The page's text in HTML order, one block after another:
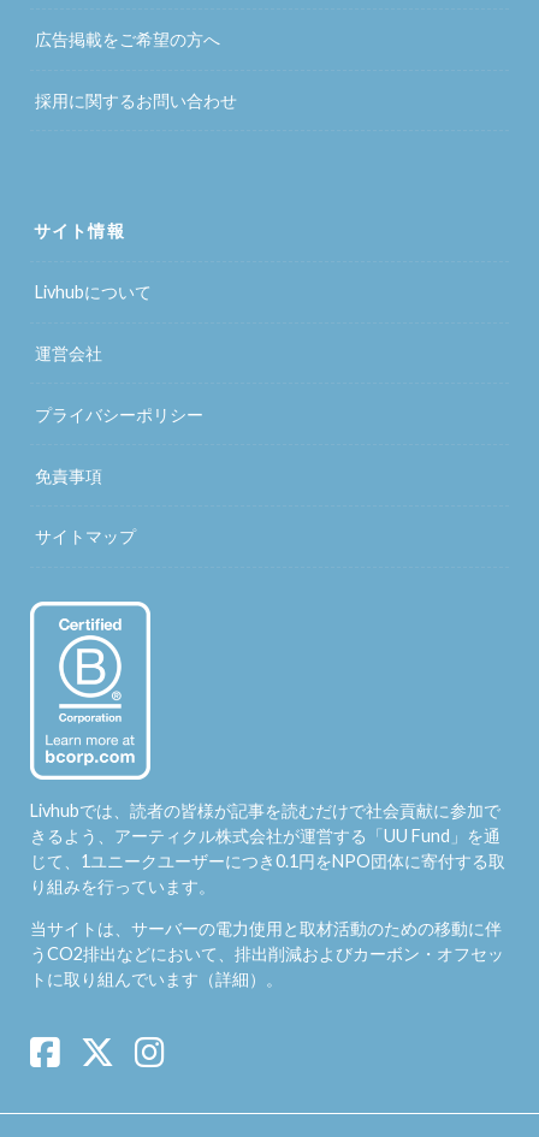
広告掲載をご希望の方へ
採用に関するお問い合わせ
サイト情報
Livhubについて
運営会社
プライバシーポリシー
免責事項
サイトマップ
Livhubでは、読者の皆様が記事を読むだけで社会貢献に参加で
きるよう、アーティクル株式会社が運営する「UU Fund 」を通
じて、1ユニークユーザーにつき0.1円をNPO団体に寄付する取
り組みを行っています。
当サイトは、サーバーの電力使用と取材活動のための移動に伴
うCO2排出などにおいて、排出削減およびカーボン・オフセッ
トに取り組んでいます（詳細）。